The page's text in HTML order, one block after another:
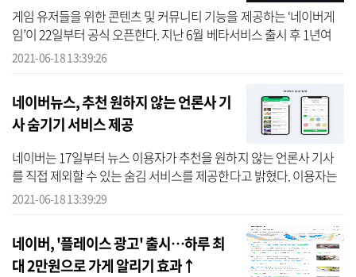
게임 유저들을 위한 콘텐츠 및 커뮤니티 기능을 제공하는 ‘네이버게
임’이 22일부터 공식 오픈한다. 지난 6월 베타서비스 출시 후 1년여
만이다. ‘네이버게임’은 △게임사와 유저들을 위한 커뮤니티 기능을
2021-06-18 13:39:26
네이버뉴스, 추천 원하지 않는 언론사 기
사 숨기기 서비스 제공
네이버는 17일부터 뉴스 이용자가 추천을 원하지 않는 언론사 기사
를 직접 제외할 수 있는 숨김 서비스를 제공한다고 밝혔다. 이용자는
MY뉴스 상단 우측에 숨김 설정 화면에서 추천을 원하지 않는 언론사
2021-06-18 13:39:29
네이버, '플레이스 광고' 출시…하루 최
대 2만원으로 가게 알리기 효과↑